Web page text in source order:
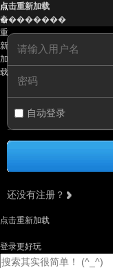
点
击
重
新
加
载
点击重新加载
��������
自动登录
还没有注册？
点击重新加载
登录更好玩